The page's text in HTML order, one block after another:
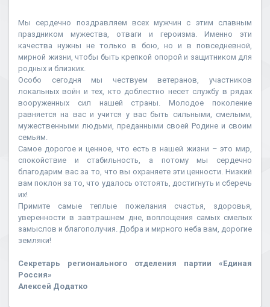
Мы сердечно поздравляем всех мужчин с этим славным
праздником мужества, отваги и героизма. Именно эти
качества нужны не только в бою, но и в повседневной,
мирной жизни, чтобы быть крепкой опорой и защитником для
родных и близких.
Особо сегодня мы чествуем ветеранов, участников
локальных войн и тех, кто доблестно несет службу в рядах
вооруженных сил нашей страны. Молодое поколение
равняется на вас и учится у вас быть сильными, смелыми,
мужественными людьми, преданными своей Родине и своим
семьям.
Самое дорогое и ценное, что есть в нашей жизни – это мир,
спокойствие и стабильность, а потому мы сердечно
благодарим вас за то, что вы охраняете эти ценности. Низкий
вам поклон за то, что удалось отстоять, достигнуть и сберечь
их!
Примите самые теплые пожелания счастья, здоровья,
уверенности в завтрашнем дне, воплощения самых смелых
замыслов и благополучия. Добра и мирного неба вам, дорогие
земляки!
Секретарь регионального отделения партии «Единая
Россия»
Алексей Додатко